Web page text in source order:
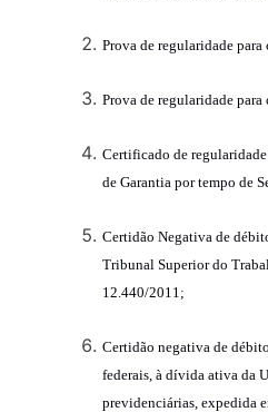
Prova de regularidade para
Prova de regularidade
Certificado de
de Garantia por tempo de
Certidão Negativa de
Tribunal Superior do
12.440/2011;
Certidão negativa de
federais, à dívida ativa da
previdenciárias, expedida